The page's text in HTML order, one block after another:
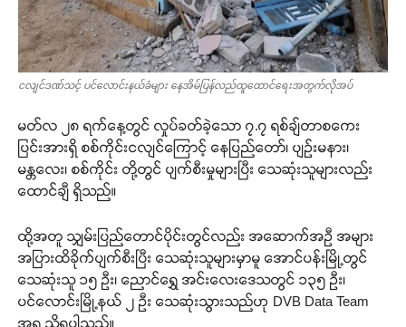
ငလျင်ဒဏ်သင့် ပင်လောင်းနယ်ခံများ နေအိမ်ပြန်လည်ထူထောင်ရေးအတွက်လိုအပ်
မတ်လ ၂၈ ရက်နေ့တွင် လှုပ်ခတ်ခဲ့သော ၇.၇ ရစ်ချ်တာစကေး
ပြင်းအားရှိ စစ်ကိုင်းငလျင်ကြောင့် နေပြည်တော်၊ ပျဉ်းမနား၊
မန္တလေး၊ စစ်ကိုင်း တို့တွင် ပျက်စီးမှုများပြီး သေဆုံးသူများလည်း
ထောင်ချီ ရှိသည်။
ထို့အတူ သျှမ်းပြည်တောင်ပိုင်းတွင်လည်း အဆောက်အဉီ အများ
အပြားထိခိုက်ပျက်စီးပြီး သေဆုံးသူများမှာမူ အောင်ပန်းမြို့တွင်
သေဆုံးသူ ၁၅ ဉီး၊ ညောင်ရွှေ အင်းလေးဒေသတွင် ၁၃၅ ဉီး၊
ပင်လောင်းမြို့နယ် ၂ ဉီး သေဆုံးသွားသည်ဟု DVB Data Team
အရ သိရပါသည်။